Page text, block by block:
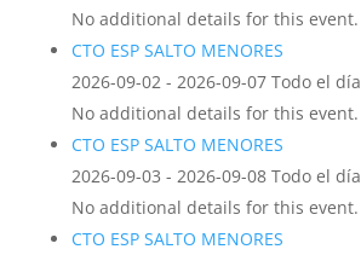
No additional details for this event.
CTO ESP SALTO MENORES
2026-09-02 - 2026-09-07 Todo el día
No additional details for this event.
CTO ESP SALTO MENORES
2026-09-03 - 2026-09-08 Todo el día
No additional details for this event.
CTO ESP SALTO MENORES